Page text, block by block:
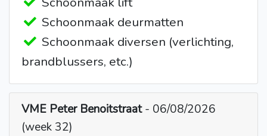
Schoonmaak deurmatten
Schoonmaak diversen (verlichting,
brandblussers, etc.)
VME Peter Benoitstraat- 06/08/2026
(week 32)